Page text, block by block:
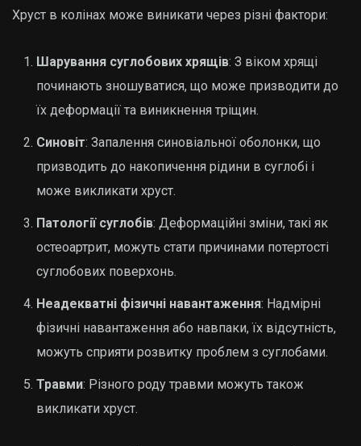
Хруст в колінах може виникати через різні фактори:
Шарування суглобових хрящів: З віком хрящі
починають зношуватися, що може призводити до
їх деформації та виникнення тріщин.
Синовіт: Запалення синовіальної оболонки, що
призводить до накопичення рідини в суглобі і
може викликати хруст.
Патології суглобів: Деформаційні зміни, такі як
остеоартрит, можуть стати причинами потертості
суглобових поверхонь.
Неадекватні фізичні навантаження: Надмірні
фізичні навантаження або навпаки, їх відсутність,
можуть сприяти розвитку проблем з суглобами.
Травми: Різного роду травми можуть також
викликати хруст.